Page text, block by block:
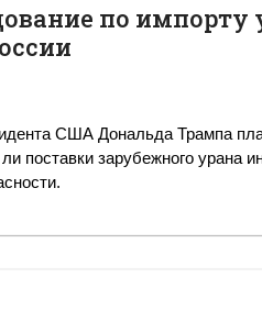
по импорту
США Дональда Трампа
поставки зарубежного урана